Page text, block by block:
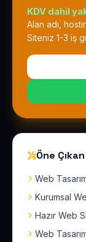
KDV dahil
Alan adı,
Siteniz 1-3 iş
Öne
Web
Kurumsal
Hazır Web
Web